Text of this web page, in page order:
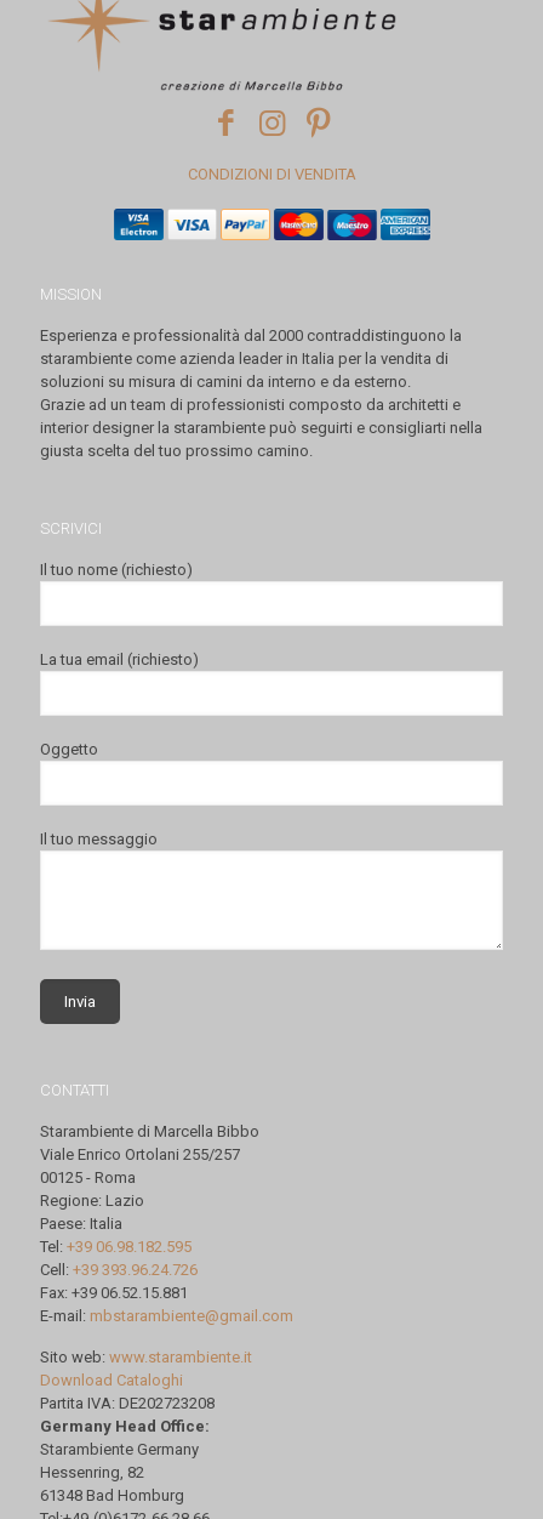
CONDIZIONI DI VENDITA
MISSION
Esperienza e professionalità dal 2000 contraddistinguono la
starambiente come azienda leader in Italia per la vendita di
soluzioni su misura di camini da interno e da esterno.
Grazie ad un team di professionisti composto da architetti e
interior designer la starambiente può seguirti e consigliarti nella
giusta scelta del tuo prossimo camino.
SCRIVICI
Il tuo nome (richiesto)
La tua email (richiesto)
Oggetto
Il tuo messaggio
CONTATTI
Starambiente di Marcella Bibbo
Viale Enrico Ortolani 255/257
00125 - Roma
Regione: Lazio
Paese: Italia
Tel: +39 06.98.182.595
Cell: +39 393.96.24.726
Fax: +39 06.52.15.881
E-mail: mbstarambiente@gmail.com
Sito web: www.starambiente.it
Download Cataloghi
Partita IVA: DE202723208
Germany Head Office:
Starambiente Germany
Hessenring, 82
61348 Bad Homburg